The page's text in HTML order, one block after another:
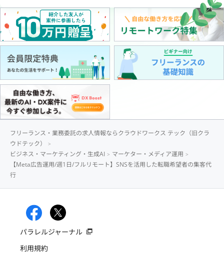
フリーランス・業務委託の求人情報ならクラウドワークス テック（旧クラ
ウドテック）
ビジネス・マーケティング・生成AI
マーケター・メディア運用
【Meta広告運用/週1日/フルリモート】SNSを活用した転職希望者の集客代
行
パラレルジャーナル
利用規約